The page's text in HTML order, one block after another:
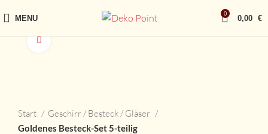
MENU 0 0,00 €
Start Geschirr / Besteck / Gläser
Goldenes Besteck-Set 5-teilig